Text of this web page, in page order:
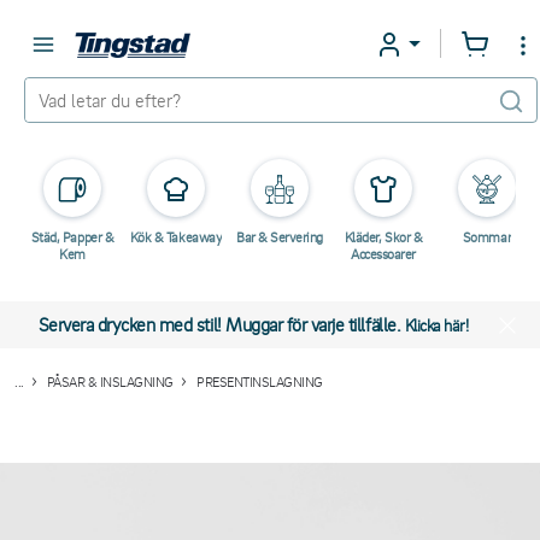
Städ, Papper &
Kem
Kök & Takeaway Bar & Servering
Kläder, Skor &
Accessoarer
Sommar
Servera drycken med stil! Muggar för varje tillfälle. Klicka här!
PÅSAR & INSLAGNING PRESENTINSLAGNING